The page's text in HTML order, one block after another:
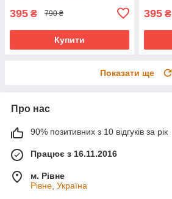
395 ₴ 790 ₴
Купити
395 ₴
Показати ще
Про нас
90% позитивних з 10 відгуків за рік
Працює з 16.11.2016
м. Рівне
Рівне, Україна